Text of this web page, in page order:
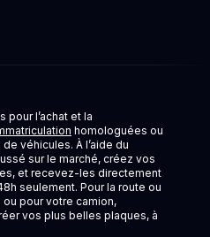
pour l’achat et la
homologuées ou
véhicules. À l’aide du
sur le marché, créez vos
et recevez-les directement
seulement. Pour la route ou
pour votre camion,
vos plus belles plaques, à